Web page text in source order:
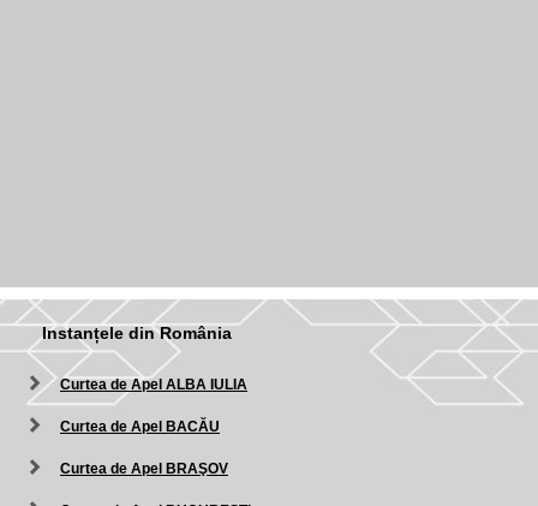
Instanțele din România
Curtea de Apel ALBA IULIA
Curtea de Apel BACĂU
Curtea de Apel BRAŞOV